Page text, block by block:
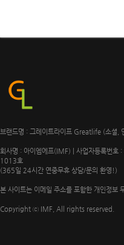
브랜드명 : 그레이트라이프 Greatlife (소셜,
회사명 : 아이엠에프(IMF) | 사업자등록번
1013호
(365일 24시간 연중무휴 상담/문의 환영!)
본 사이트는 이메일 주소를 포함한 개인정보
Copyright ⓒ IMF, All rights reserved.